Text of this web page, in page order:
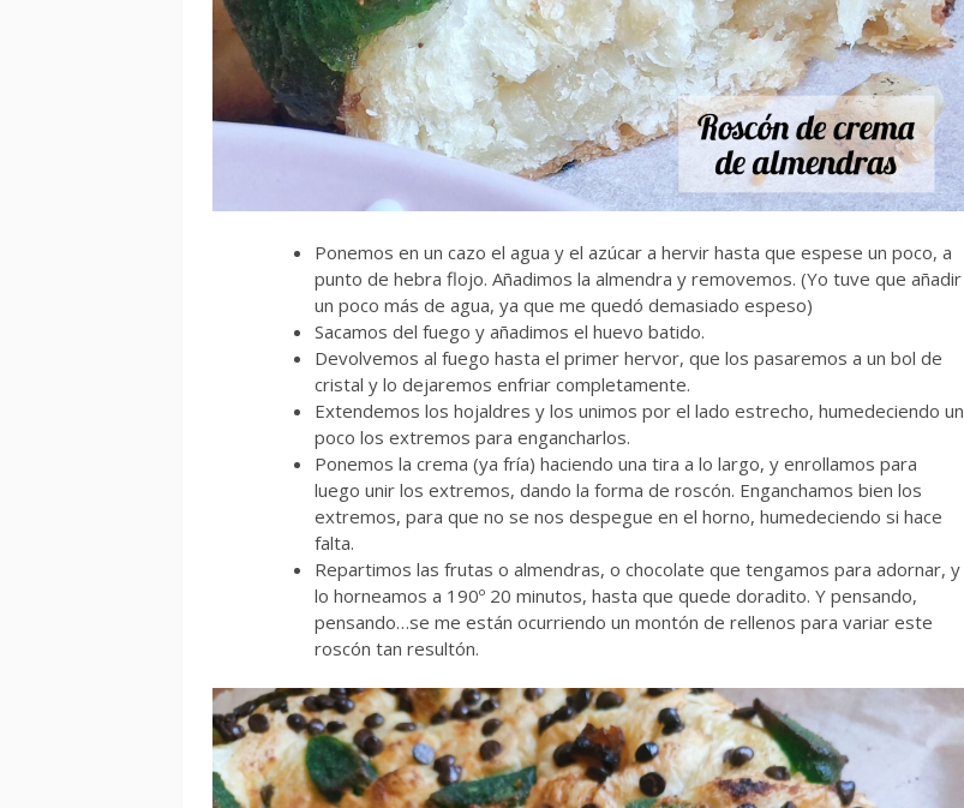
Ponemos en un cazo el agua y el azúcar a hervir hasta que espese un poco, a
punto de hebra flojo. Añadimos la almendra y removemos. (Yo tuve que añadir
un poco más de agua, ya que me quedó demasiado espeso)
Sacamos del fuego y añadimos el huevo batido.
Devolvemos al fuego hasta el primer hervor, que los pasaremos a un bol de
cristal y lo dejaremos enfriar completamente.
Extendemos los hojaldres y los unimos por el lado estrecho, humedeciendo un
poco los extremos para engancharlos.
Ponemos la crema (ya fría) haciendo una tira a lo largo, y enrollamos para
luego unir los extremos, dando la forma de roscón. Enganchamos bien los
extremos, para que no se nos despegue en el horno, humedeciendo si hace
falta.
Repartimos las frutas o almendras, o chocolate que tengamos para adornar, y
lo horneamos a 190º 20 minutos, hasta que quede doradito. Y pensando,
pensando…se me están ocurriendo un montón de rellenos para variar este
roscón tan resultón.